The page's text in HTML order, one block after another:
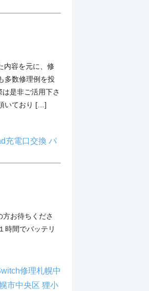
内容を元に、修
多数修理例を投
是非ご活用下さ
いており […]
充電口交換 パ
お待ちくださ
時間でバッテリ
修理札幌中
市中央区 狸小